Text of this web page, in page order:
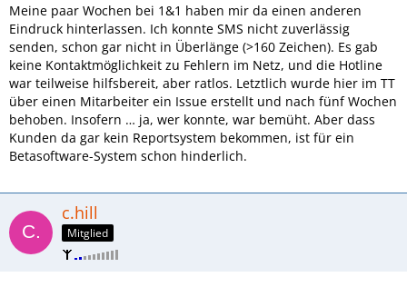
Meine paar Wochen bei 1&1 haben mir da einen anderen
Eindruck hinterlassen. Ich konnte SMS nicht zuverlässig
senden, schon gar nicht in Überlänge (>160 Zeichen). Es gab
keine Kontaktmöglichkeit zu Fehlern im Netz, und die Hotline
war teilweise hilfsbereit, aber ratlos. Letztlich wurde hier im TT
über einen Mitarbeiter ein Issue erstellt und nach fünf Wochen
behoben. Insofern … ja, wer konnte, war bemüht. Aber dass
Kunden da gar kein Reportsystem bekommen, ist für ein
Betasoftware-System schon hinderlich.
c.hill
Mitglied